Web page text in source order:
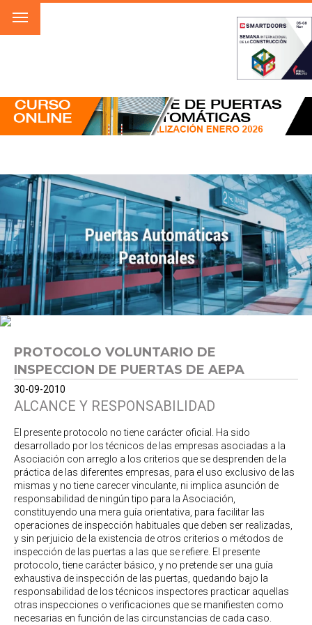
PROTOCOLO VOLUNTARIO DE
INSPECCION DE PUERTAS DE AEPA
30-09-2010
ALCANCE Y RESPONSABILIDAD
El presente protocolo no tiene carácter oficial. Ha sido
desarrollado por los técnicos de las empresas asociadas a la
Asociación con arreglo a los criterios que se desprenden de la
práctica de las diferentes empresas, para el uso exclusivo de las
mismas y no tiene carecer vinculante, ni implica asunción de
responsabilidad de ningún tipo para la Asociación,
constituyendo una mera guía orientativa, para facilitar las
operaciones de inspección habituales que deben ser realizadas,
y sin perjuicio de la existencia de otros criterios o métodos de
inspección de las puertas a las que se refiere. El presente
protocolo, tiene carácter básico, y no pretende ser una guía
exhaustiva de inspección de las puertas, quedando bajo la
responsabilidad de los técnicos inspectores practicar aquellas
otras inspecciones o verificaciones que se manifiesten como
necesarias en función de las circunstancias de cada caso.